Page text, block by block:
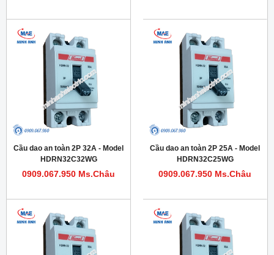
Cầu dao an toàn 2P 32A - Model
HDRN32C32WG
0909.067.950 Ms.Châu
Cầu dao an toàn 2P 25A - Model
HDRN32C25WG
0909.067.950 Ms.Châu